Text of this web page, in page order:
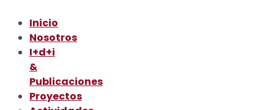
Inicio
Nosotros
I+d+i
&
Publicaciones
Proyectos